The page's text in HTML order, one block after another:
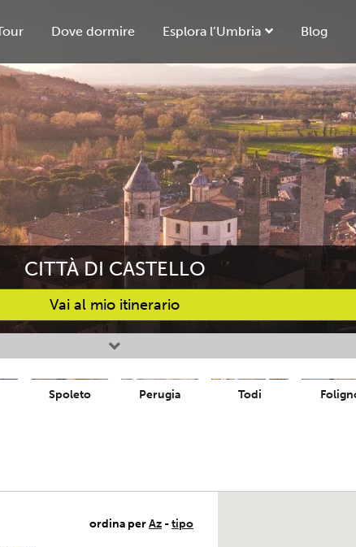
Dove dormire Esplora l’Umbria Blog
CITTÀ DI CASTELLO
Vai al mio itinerario
Spoleto Perugia Todi
ordina perAz -tipo